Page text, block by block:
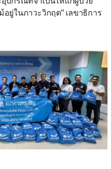
ยู่ในภาวะวิกฤต” เลขาธิการ